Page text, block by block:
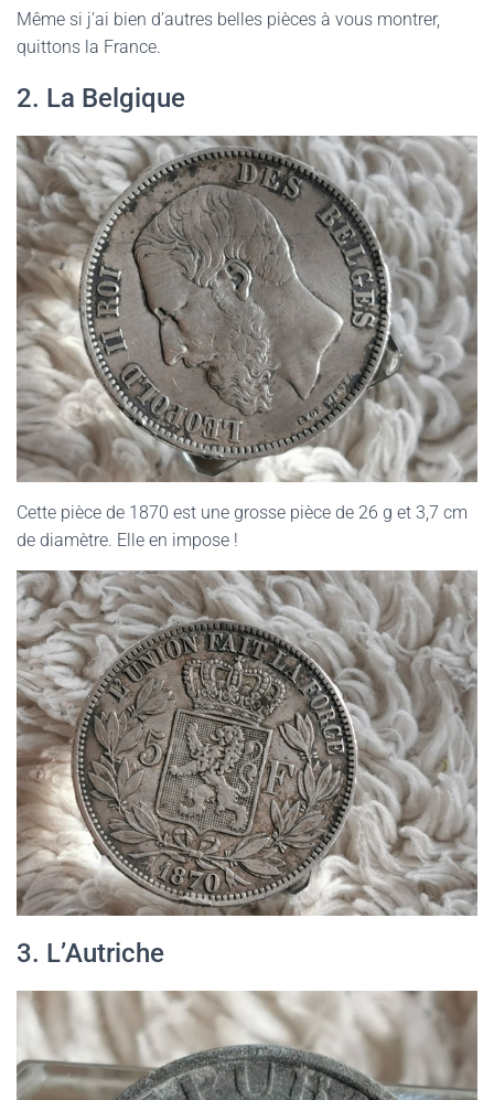
Même si j’ai bien d’autres belles pièces à vous montrer,
quittons la France.
2. La Belgique
Cette pièce de 1870 est une grosse pièce de 26 g et 3,7 cm
de diamètre. Elle en impose !
3. L’Autriche